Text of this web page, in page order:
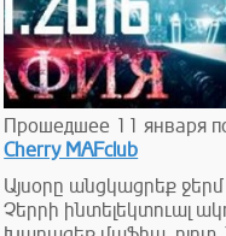
Прошедшее 11 января
Cherry MAFclub
Այսօրը անցկացրեք ջերմ
Չերրի ինտելեկտուալ